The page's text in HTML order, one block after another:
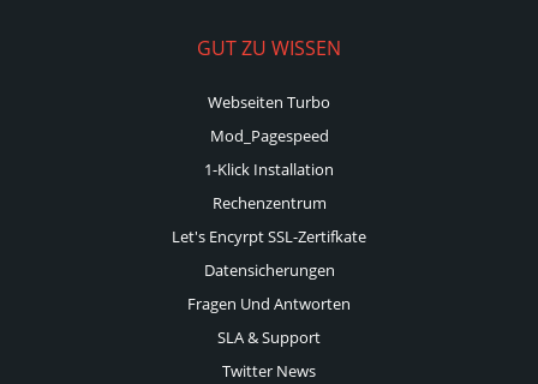
GUT ZU WISSEN
Webseiten Turbo
Mod_Pagespeed
1-Klick Installation
Rechenzentrum
Let's Encyrpt SSL-Zertifkate
Datensicherungen
Fragen Und Antworten
SLA & Support
Twitter News